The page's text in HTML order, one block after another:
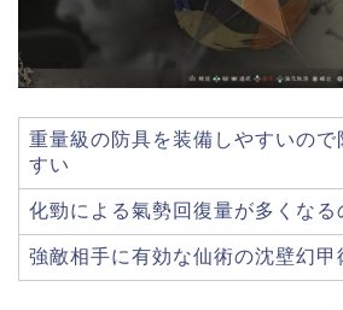
重量級の防具を装備しやすいの
すい
化勁による氣勢回復量が多くなる
強敵相手に有効な仙術の沈壁幻甲